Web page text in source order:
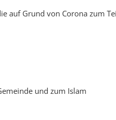
auf Grund von Corona zum
und zum Islam